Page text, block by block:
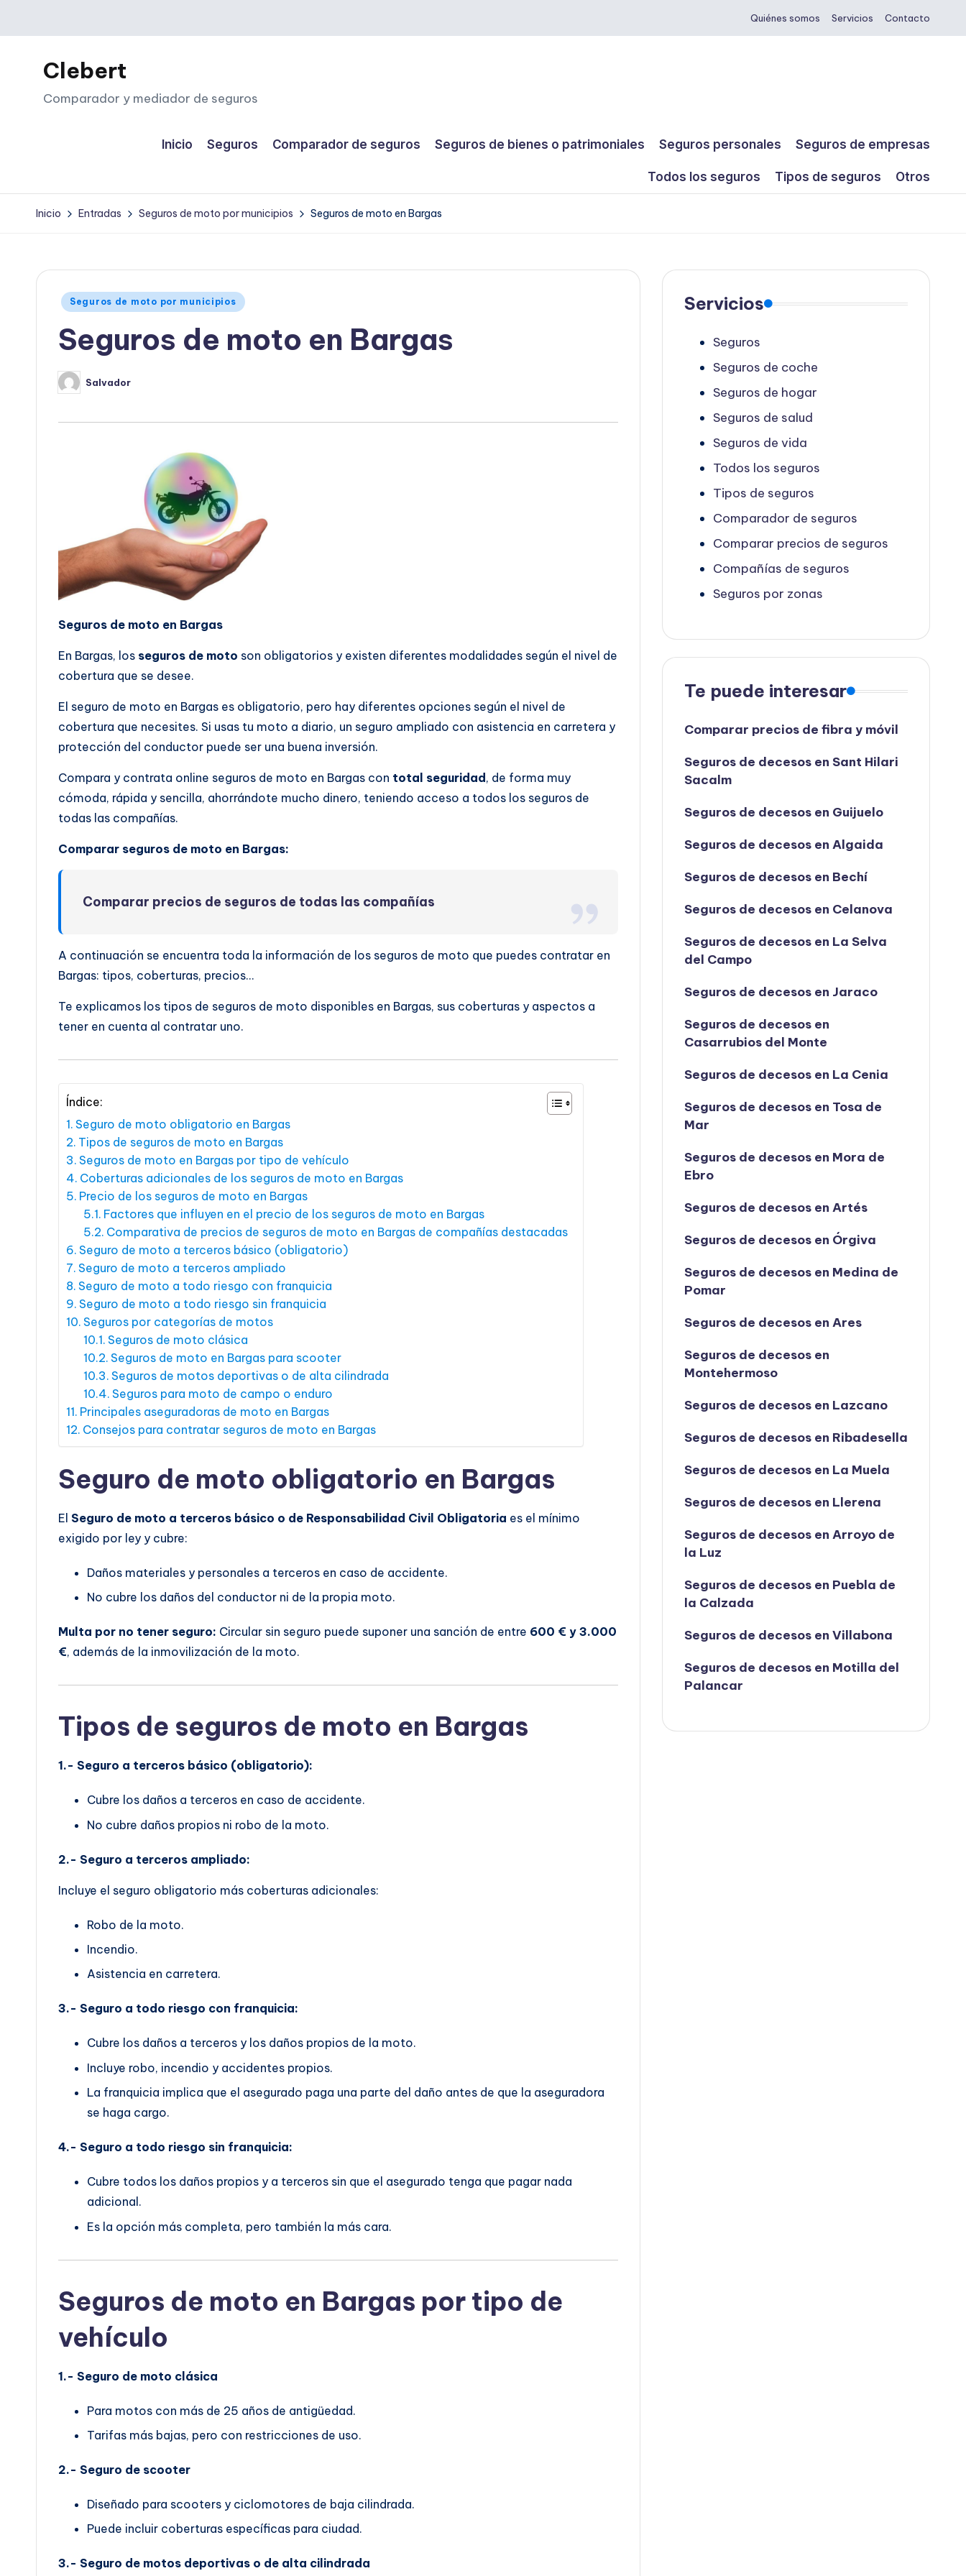
Saltar
contenido
Quiénes somos Servicios Contacto
Clebert
Comparador y mediador de seguros
Inicio Seguros Comparador de seguros Seguros de bienes o patrimoniales Seguros personales Seguros de empresas
Todos los seguros Tipos de seguros Otros
Inicio Entradas Seguros de moto por municipios Seguros de moto en Bargas
Publicado
Seguros de moto por municipios
Seguros de moto en Bargas
Publicado
por
Salvador
Seguros de moto en Bargas
En Bargas, los seguros de moto son obligatorios y existen diferentes modalidades según el nivel de
cobertura que se desee.
El seguro de moto en Bargas es obligatorio, pero hay diferentes opciones según el nivel de
cobertura que necesites. Si usas tu moto a diario, un seguro ampliado con asistencia en carretera y
protección del conductor puede ser una buena inversión.
Compara y contrata online seguros de moto en Bargas con total seguridad, de forma muy
cómoda, rápida y sencilla, ahorrándote mucho dinero, teniendo acceso a todos los seguros de
todas las compañías.
Comparar seguros de moto en Bargas:
Comparar precios de seguros de todas las compañías
A continuación se encuentra toda la información de los seguros de moto que puedes contratar en
Bargas: tipos, coberturas, precios…
Te explicamos los tipos de seguros de moto disponibles en Bargas, sus coberturas y aspectos a
tener en cuenta al contratar uno.
Índice:
Seguro de moto obligatorio en Bargas
Tipos de seguros de moto en Bargas
Seguros de moto en Bargas por tipo de vehículo
Coberturas adicionales de los seguros de moto en Bargas
Precio de los seguros de moto en Bargas
Factores que influyen en el precio de los seguros de moto en Bargas
Comparativa de precios de seguros de moto en Bargas de compañías destacadas
Seguro de moto a terceros básico (obligatorio)
Seguro de moto a terceros ampliado
Seguro de moto a todo riesgo con franquicia
Seguro de moto a todo riesgo sin franquicia
Seguros por categorías de motos
Seguros de moto clásica
Seguros de moto en Bargas para scooter
Seguros de motos deportivas o de alta cilindrada
Seguros para moto de campo o enduro
Principales aseguradoras de moto en Bargas
Consejos para contratar seguros de moto en Bargas
Seguro de moto obligatorio en Bargas
El Seguro de moto a terceros básico o de Responsabilidad Civil Obligatoria es el mínimo
exigido por ley y cubre:
Daños materiales y personales a terceros en caso de accidente.
No cubre los daños del conductor ni de la propia moto.
Multa por no tener seguro: Circular sin seguro puede suponer una sanción de entre 600 € y 3.000
€, además de la inmovilización de la moto.
Tipos de seguros de moto en Bargas
1.- Seguro a terceros básico (obligatorio):
Cubre los daños a terceros en caso de accidente.
No cubre daños propios ni robo de la moto.
2.- Seguro a terceros ampliado:
Incluye el seguro obligatorio más coberturas adicionales:
Robo de la moto.
Incendio.
Asistencia en carretera.
3.- Seguro a todo riesgo con franquicia:
Cubre los daños a terceros y los daños propios de la moto.
Incluye robo, incendio y accidentes propios.
La franquicia implica que el asegurado paga una parte del daño antes de que la aseguradora
se haga cargo.
4.- Seguro a todo riesgo sin franquicia:
Cubre todos los daños propios y a terceros sin que el asegurado tenga que pagar nada
adicional.
Es la opción más completa, pero también la más cara.
Seguros de moto en Bargas por tipo de
vehículo
1.- Seguro de moto clásica
Para motos con más de 25 años de antigüedad.
Tarifas más bajas, pero con restricciones de uso.
2.- Seguro de scooter
Diseñado para scooters y ciclomotores de baja cilindrada.
Puede incluir coberturas específicas para ciudad.
3.- Seguro de motos deportivas o de alta cilindrada
Servicios
Seguros
Seguros de coche
Seguros de hogar
Seguros de salud
Seguros de vida
Todos los seguros
Tipos de seguros
Comparador de seguros
Comparar precios de seguros
Compañías de seguros
Seguros por zonas
Te puede interesar
Comparar precios de fibra y móvil
Seguros de decesos en Sant Hilari
Sacalm
Seguros de decesos en Guijuelo
Seguros de decesos en Algaida
Seguros de decesos en Bechí
Seguros de decesos en Celanova
Seguros de decesos en La Selva
del Campo
Seguros de decesos en Jaraco
Seguros de decesos en
Casarrubios del Monte
Seguros de decesos en La Cenia
Seguros de decesos en Tosa de
Mar
Seguros de decesos en Mora de
Ebro
Seguros de decesos en Artés
Seguros de decesos en Órgiva
Seguros de decesos en Medina de
Pomar
Seguros de decesos en Ares
Seguros de decesos en
Montehermoso
Seguros de decesos en Lazcano
Seguros de decesos en Ribadesella
Seguros de decesos en La Muela
Seguros de decesos en Llerena
Seguros de decesos en Arroyo de
la Luz
Seguros de decesos en Puebla de
la Calzada
Seguros de decesos en Villabona
Seguros de decesos en Motilla del
Palancar